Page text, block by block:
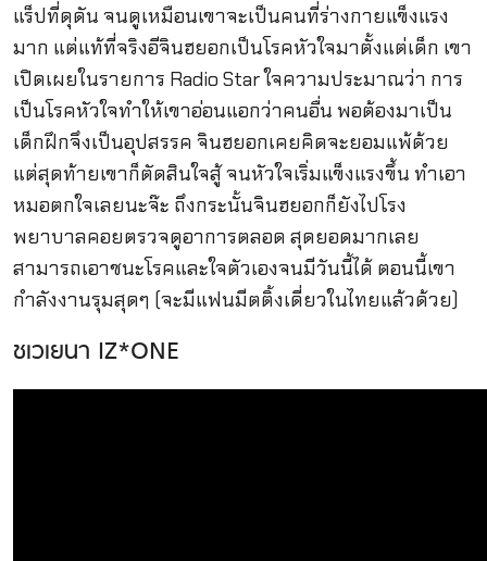
แร็ปที่ดุดัน จนดูเหมือนเขาจะเป็นคนที่ร่างกายแข็งแรง
มาก แต่แท้ที่จริงอีจินฮยอกเป็นโรคหัวใจมาตั้งแต่เด็ก เขา
เปิดเผยในรายการ Radio Star ใจความประมาณว่า การ
เป็นโรคหัวใจทำให้เขาอ่อนแอกว่าคนอื่น พอต้องมาเป็น
เด็กฝึกจึงเป็นอุปสรรค จินฮยอกเคยคิดจะยอมแพ้ด้วย
แต่สุดท้ายเขาก็ตัดสินใจสู้ จนหัวใจเริ่มแข็งแรงขึ้น ทำเอา
หมอตกใจเลยนะจ๊ะ ถึงกระนั้นจินฮยอกก็ยังไปโรง
พยาบาลคอยตรวจดูอาการตลอด สุดยอดมากเลย
สามารถเอาชนะโรคและใจตัวเองจนมีวันนี้ได้ ตอนนี้เขา
กำลังงานรุมสุดๆ (จะมีแฟนมีตติ้งเดี่ยวในไทยแล้วด้วย)
ชเวเยนา IZ*ONE